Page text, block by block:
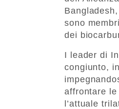
sono
dei
I leader di
congiunto,
affrontare le
l’attuale